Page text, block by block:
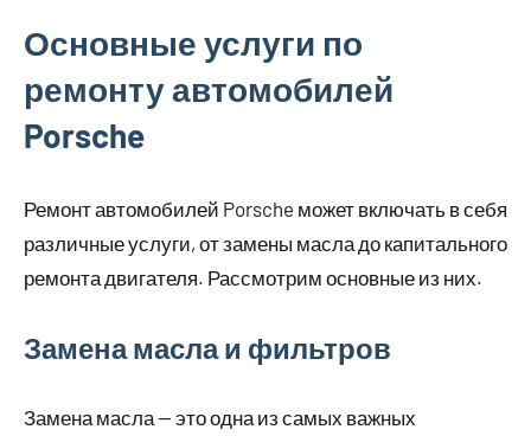
Основные услуги по
ремонту автомобилей
Porsche
Ремонт автомобилей Porsche может включать в себя
различные услуги, от замены масла до капитального
ремонта двигателя. Рассмотрим основные из них.
Замена масла и фильтров
Замена масла — это одна из самых важных